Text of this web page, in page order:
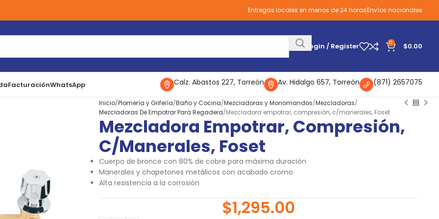
Entregas locales en menos de 24 horasEnvíos nacionales
Login / Register 0 $0.00
FacturaciónWhatsApp Calz. Abastos 227, Torreón Av. Hidalgo 657, Torreón (871) 2657075
Inicio Plomería y Grifería Baño y Cocina Mezcladoras y Monomandos Mezcladoras
Mezcladoras De Empotrar Para Regadera Mezcladora empotrar, compresión, c/manerales, Foset
Mezcladora Empotrar, Compresión,
C/manerales, Foset
Cuerpo de bronce con 80% de cobre para máxima duración
Manerales y chapetones metálicos con acabado cromo
Alta resistencia a la corrosión
$1,295.00